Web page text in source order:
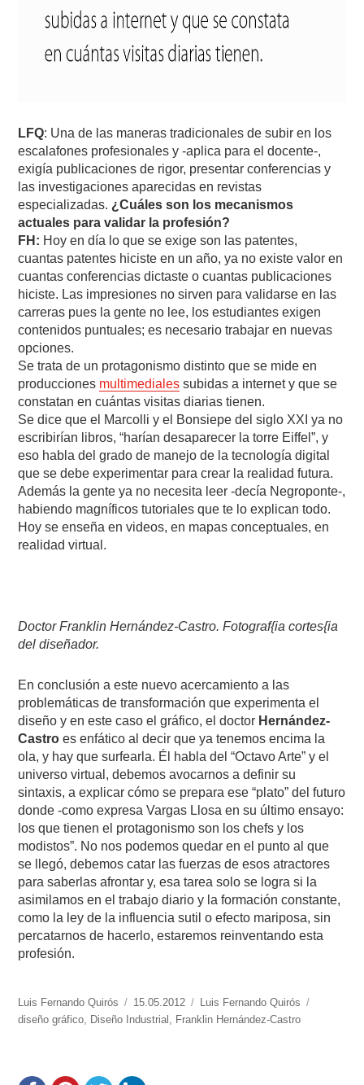
LFQ: Una de las maneras tradicionales de subir en los
escalafones profesionales y -aplica para el docente-,
exigía publicaciones de rigor, presentar conferencias y
las investigaciones aparecidas en revistas
especializadas. ¿Cuáles son los mecanismos
actuales para validar la profesión?
FH: Hoy en día lo que se exige son las patentes,
cuantas patentes hiciste en un año, ya no existe valor en
cuantas conferencias dictaste o cuantas publicaciones
hiciste. Las impresiones no sirven para validarse en las
carreras pues la gente no lee, los estudiantes exigen
contenidos puntuales; es necesario trabajar en nuevas
opciones.
Se trata de un protagonismo distinto que se mide en
producciones multimediales subidas a internet y que se
constatan en cuántas visitas diarias tienen.
Se dice que el Marcolli y el Bonsiepe del siglo XXI ya no
escribirían libros, “harían desaparecer la torre Eiffel”, y
eso habla del grado de manejo de la tecnología digital
que se debe experimentar para crear la realidad futura.
Además la gente ya no necesita leer -decía Negroponte-,
habiendo magníficos tutoriales que te lo explican todo.
Hoy se enseña en videos, en mapas conceptuales, en
realidad virtual.
Doctor Franklin Hernández-Castro. Fotograf{ia cortes{ia
del diseñador.
En conclusión a este nuevo acercamiento a las
problemáticas de transformación que experimenta el
diseño y en este caso el gráfico, el doctor Hernández-
Castro es enfático al decir que ya tenemos encima la
ola, y hay que surfearla. Él habla del “Octavo Arte” y el
universo virtual, debemos avocarnos a definir su
sintaxis, a explicar cómo se prepara ese “plato” del futuro
donde -como expresa Vargas Llosa en su último ensayo:
los que tienen el protagonismo son los chefs y los
modistos”. No nos podemos quedar en el punto al que
se llegó, debemos catar las fuerzas de esos atractores
para saberlas afrontar y, esa tarea solo se logra si la
asimilamos en el trabajo diario y la formación constante,
como la ley de la influencia sutil o efecto mariposa, sin
percatarnos de hacerlo, estaremos reinventando esta
profesión.
https://www.experimenta.es/author/luis-
fernando-
Luis Fernando Quirós
Publicado
el
15.05.2012 Categorías
Luis Fernando Quirós
diseño gráfico
Diseño Industrial Franklin Hernández-Castro